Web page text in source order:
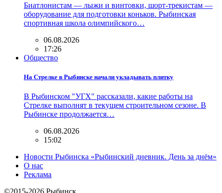
Биатлонистам — лыжи и винтовки, шорт-трекистам —
оборудование для подготовки коньков. Рыбинская
спортивная школа олимпийского…
06.08.2026
17:26
Общество
На Стрелке в Рыбинске начали укладывать плитку
В Рыбинском "УГХ" рассказали, какие работы на
Стрелке выполнят в текущем строительном сезоне. В
Рыбинске продолжается…
06.08.2026
15:02
Новости Рыбинска «Рыбинский дневник. День за днём»
О нас
Реклама
©2015-2026 Рыбинск